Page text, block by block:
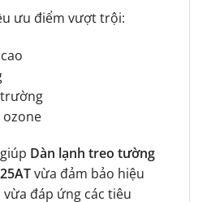
ưu điểm vượt trội:
Dàn lạnh treo tường
vừa đảm bảo hiệu
đáp ứng các tiêu